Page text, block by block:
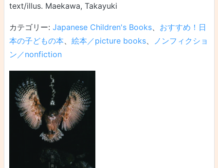
text/illus. Maekawa, Takayuki
カテゴリー: Japanese Children's Books、 おすすめ！日
本の子どもの本、 絵本／picture books、
ノンフィクショ
ン／nonfiction